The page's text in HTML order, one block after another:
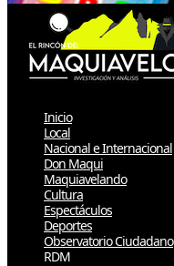
Inicio
Local
Nacional e Internacional
Don Maqui
Maquiavelando
Cultura
Espectáculos
Deportes
Observatorio Ciudadano
RDM